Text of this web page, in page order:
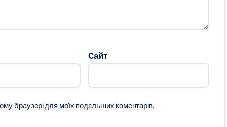
Сайт
браузері для моїх подальших коментарів.